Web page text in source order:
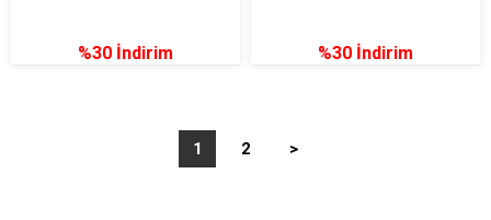
%30 İndirim %30 İndirim
1 2 >